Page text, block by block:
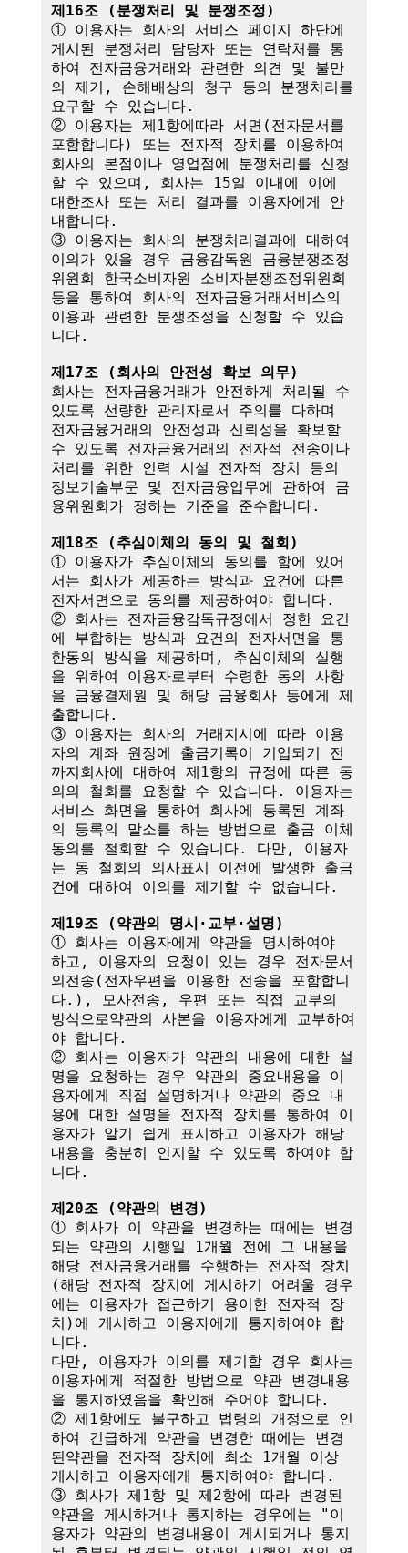
제16조 (분쟁처리 및 분쟁조정)
① 이용자는 회사의 서비스 페이지 하단에
게시된 분쟁처리 담당자 또는 연락처를 통
하여 전자금융거래와 관련한 의견 및 불만
의 제기, 손해배상의 청구 등의 분쟁처리를
요구할 수 있습니다.
② 이용자는 제1항에따라 서면(전자문서를
포함합니다) 또는 전자적 장치를 이용하여
회사의 본점이나 영업점에 분쟁처리를 신청
할 수 있으며, 회사는 15일 이내에 이에
대한조사 또는 처리 결과를 이용자에게 안
내합니다.
③ 이용자는 회사의 분쟁처리결과에 대하여
이의가 있을 경우 금융감독원 금융분쟁조정
위원회 한국소비자원 소비자분쟁조정위원회
등을 통하여 회사의 전자금융거래서비스의
이용과 관련한 분쟁조정을 신청할 수 있습
니다.
제17조 (회사의 안전성 확보 의무)
회사는 전자금융거래가 안전하게 처리될 수
있도록 선량한 관리자로서 주의를 다하며
전자금융거래의 안전성과 신뢰성을 확보할
수 있도록 전자금융거래의 전자적 전송이나
처리를 위한 인력 시설 전자적 장치 등의
정보기술부문 및 전자금융업무에 관하여 금
융위원회가 정하는 기준을 준수합니다.
제18조 (추심이체의 동의 및 철회)
① 이용자가 추심이체의 동의를 함에 있어
서는 회사가 제공하는 방식과 요건에 따른
전자서면으로 동의를 제공하여야 합니다.
② 회사는 전자금융감독규정에서 정한 요건
에 부합하는 방식과 요건의 전자서면을 통
한동의 방식을 제공하며, 추심이체의 실행
을 위하여 이용자로부터 수령한 동의 사항
을 금융결제원 및 해당 금융회사 등에게 제
출합니다.
③ 이용자는 회사의 거래지시에 따라 이용
자의 계좌 원장에 출금기록이 기입되기 전
까지회사에 대하여 제1항의 규정에 따른 동
의의 철회를 요청할 수 있습니다. 이용자는
서비스 화면을 통하여 회사에 등록된 계좌
의 등록의 말소를 하는 방법으로 출금 이체
동의를 철회할 수 있습니다. 다만, 이용자
는 동 철회의 의사표시 이전에 발생한 출금
건에 대하여 이의를 제기할 수 없습니다.
제19조 (약관의 명시·교부·설명)
① 회사는 이용자에게 약관을 명시하여야
하고, 이용자의 요청이 있는 경우 전자문서
의전송(전자우편을 이용한 전송을 포함합니
다.), 모사전송, 우편 또는 직접 교부의
방식으로약관의 사본을 이용자에게 교부하여
야 합니다.
② 회사는 이용자가 약관의 내용에 대한 설
명을 요청하는 경우 약관의 중요내용을 이
용자에게 직접 설명하거나 약관의 중요 내
용에 대한 설명을 전자적 장치를 통하여 이
용자가 알기 쉽게 표시하고 이용자가 해당
내용을 충분히 인지할 수 있도록 하여야 합
니다.
제20조 (약관의 변경)
① 회사가 이 약관을 변경하는 때에는 변경
되는 약관의 시행일 1개월 전에 그 내용을
해당 전자금융거래를 수행하는 전자적 장치
(해당 전자적 장치에 게시하기 어려울 경우
에는 이용자가 접근하기 용이한 전자적 장
치)에 게시하고 이용자에게 통지하여야 합
니다.
다만, 이용자가 이의를 제기할 경우 회사는
이용자에게 적절한 방법으로 약관 변경내용
을 통지하였음을 확인해 주어야 합니다.
② 제1항에도 불구하고 법령의 개정으로 인
하여 긴급하게 약관을 변경한 때에는 변경
된약관을 전자적 장치에 최소 1개월 이상
게시하고 이용자에게 통지하여야 합니다.
③ 회사가 제1항 및 제2항에 따라 변경된
약관을 게시하거나 통지하는 경우에는 "이
용자가 약관의 변경내용이 게시되거나 통지